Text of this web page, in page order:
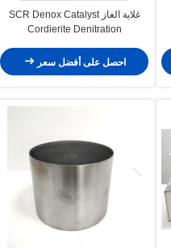
غلاية الغاز SCR Denox Catalyst
Cordierite Denitration
احصل على أفضل سعر